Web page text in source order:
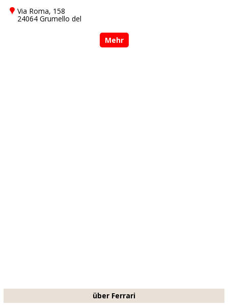
Via Roma, 158
24064 Grumello del
Mehr
über Ferrari